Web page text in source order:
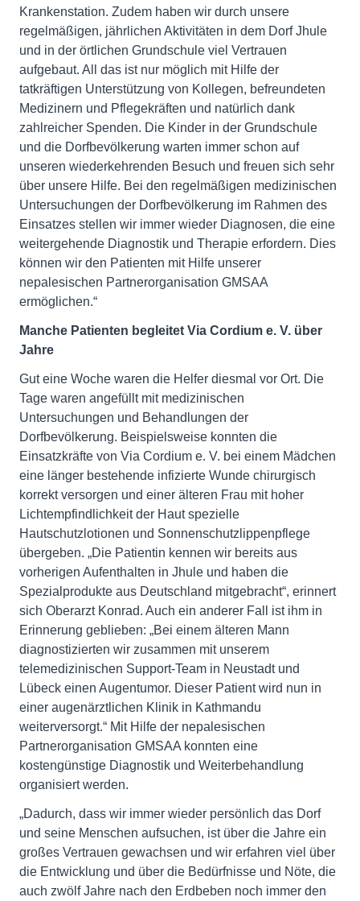
Krankenstation. Zudem haben wir durch unsere
regelmäßigen, jährlichen Aktivitäten in dem Dorf Jhule
und in der örtlichen Grundschule viel Vertrauen
aufgebaut. All das ist nur möglich mit Hilfe der
tatkräftigen Unterstützung von Kollegen, befreundeten
Medizinern und Pflegekräften und natürlich dank
zahlreicher Spenden. Die Kinder in der Grundschule
und die Dorfbevölkerung warten immer schon auf
unseren wiederkehrenden Besuch und freuen sich sehr
über unsere Hilfe. Bei den regelmäßigen medizinischen
Untersuchungen der Dorfbevölkerung im Rahmen des
Einsatzes stellen wir immer wieder Diagnosen, die eine
weitergehende Diagnostik und Therapie erfordern. Dies
können wir den Patienten mit Hilfe unserer
nepalesischen Partnerorganisation GMSAA
ermöglichen.“
Manche Patienten begleitet Via Cordium e. V. über
Jahre
Gut eine Woche waren die Helfer diesmal vor Ort. Die
Tage waren angefüllt mit medizinischen
Untersuchungen und Behandlungen der
Dorfbevölkerung. Beispielsweise konnten die
Einsatzkräfte von Via Cordium e. V. bei einem Mädchen
eine länger bestehende infizierte Wunde chirurgisch
korrekt versorgen und einer älteren Frau mit hoher
Lichtempfindlichkeit der Haut spezielle
Hautschutzlotionen und Sonnenschutzlippenpflege
übergeben. „Die Patientin kennen wir bereits aus
vorherigen Aufenthalten in Jhule und haben die
Spezialprodukte aus Deutschland mitgebracht“, erinnert
sich Oberarzt Konrad. Auch ein anderer Fall ist ihm in
Erinnerung geblieben: „Bei einem älteren Mann
diagnostizierten wir zusammen mit unserem
telemedizinischen Support-Team in Neustadt und
Lübeck einen Augentumor. Dieser Patient wird nun in
einer augenärztlichen Klinik in Kathmandu
weiterversorgt.“ Mit Hilfe der nepalesischen
Partnerorganisation GMSAA konnten eine
kostengünstige Diagnostik und Weiterbehandlung
organisiert werden.
„Dadurch, dass wir immer wieder persönlich das Dorf
und seine Menschen aufsuchen, ist über die Jahre ein
großes Vertrauen gewachsen und wir erfahren viel über
die Entwicklung und über die Bedürfnisse und Nöte, die
auch zwölf Jahre nach den Erdbeben noch immer den